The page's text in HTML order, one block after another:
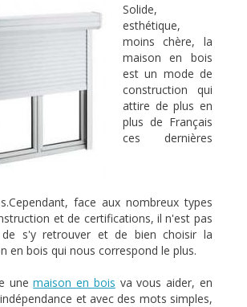
Solide,
esthétique,
moins chère, la
maison en bois
est un mode de
construction qui
attire de plus en
plus de Français
ces dernières
face aux nombreux types
et de certifications, il n'est pas
de s'y retrouver et de bien choisir la
en bois qui nous correspond le plus.
unemaison en bois va vous aider, en
et avec des mots simples,